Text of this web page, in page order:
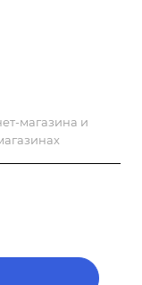
магазина и